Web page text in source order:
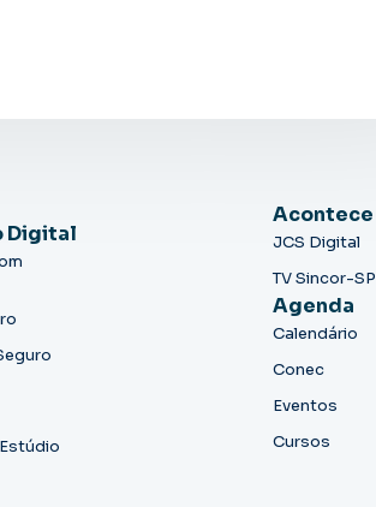
Digital
Acontece
JCS Digital
TV Sincor-SP
Agenda
Calendário
Conec
Eventos
Cursos